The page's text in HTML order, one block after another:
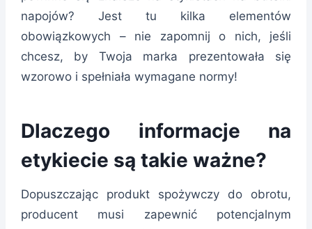
napojów? Jest tu kilka elementów
obowiązkowych – nie zapomnij o nich, jeśli
chcesz, by Twoja marka prezentowała się
wzorowo i spełniała wymagane normy!
Dlaczego informacje na
etykiecie są takie ważne?
Dopuszczając produkt spożywczy do obrotu,
producent musi zapewnić potencjalnym